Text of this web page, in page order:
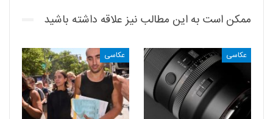
ممکن است به این مطالب نیز علاقه داشته باشید
عکاسی عکاسی